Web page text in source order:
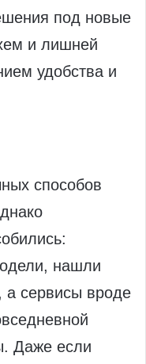
под новые
и лишней
удобства и
способов
нашли
а сервисы вроде
Даже если